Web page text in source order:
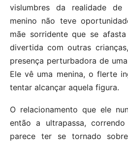
vislumbres da realidade
menino não teve
mãe sorridente que se
divertida com outras
presença perturbadora de
Ele vê uma menina, o flerte
tentar alcançar aquela figura.
O relacionamento que ele
então a ultrapassa,
parece ter se tornado